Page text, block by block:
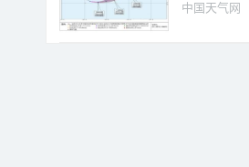
中国天气网